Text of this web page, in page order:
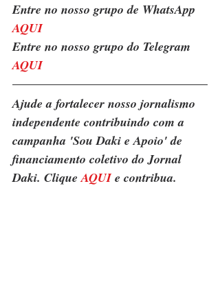
Entre no nosso grupo de WhatsApp
AQUI
Entre no nosso grupo do Telegram
AQUI
Ajude a fortalecer nosso jornalismo
independente contribuindo com a
campanha 'Sou Daki e Apoio' de
financiamento coletivo do Jornal
Daki. Clique AQUI e contribua.